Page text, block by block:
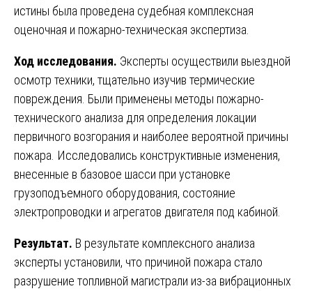
истины была проведена судебная комплексная
оценочная и пожарно-техническая экспертиза.
Ход исследования. Эксперты осуществили выездной
осмотр техники, тщательно изучив термические
повреждения. Были применены методы пожарно-
технического анализа для определения локации
первичного возгорания и наиболее вероятной причины
пожара. Исследовались конструктивные изменения,
внесенные в базовое шасси при установке
грузоподъемного оборудования, состояние
электропроводки и агрегатов двигателя под кабиной.
Результат. В результате комплексного анализа
эксперты установили, что причиной пожара стало
разрушение топливной магистрали из-за вибрационных